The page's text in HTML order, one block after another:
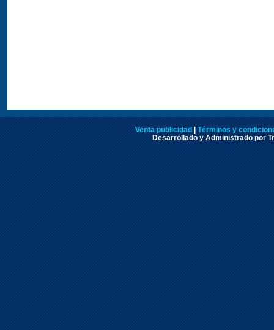
Venta publicidad
Términos y
Desarrollado y Administrado por